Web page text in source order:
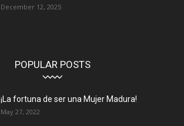
December 12, 2025
POPULAR POSTS
¡La fortuna de ser una Mujer Madura!
May 27, 2022